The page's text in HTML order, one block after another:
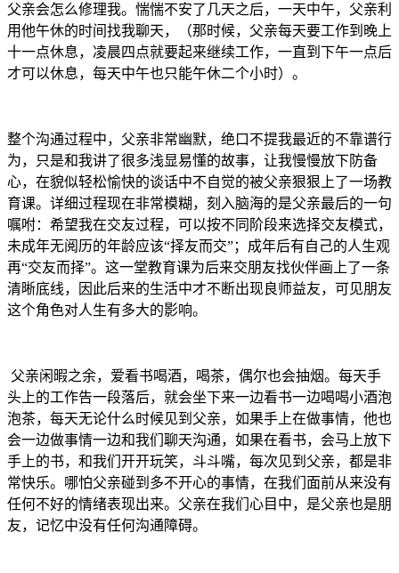
父亲会怎么修理我。惴惴不安了几天之后，一天中午，父亲利
用他午休的时间找我聊天，（那时候，父亲每天要工作到晚上
十一点休息，凌晨四点就要起来继续工作，一直到下午一点后
才可以休息，每天中午也只能午休二个小时）。
整个沟通过程中，父亲非常幽默，绝口不提我最近的不靠谱行
为，只是和我讲了很多浅显易懂的故事，让我慢慢放下防备
心，在貌似轻松愉快的谈话中不自觉的被父亲狠狠上了一场教
育课。详细过程现在非常模糊，刻入脑海的是父亲最后的一句
嘱咐：希望我在交友过程，可以按不同阶段来选择交友模式，
未成年无阅历的年龄应该“择友而交”；成年后有自己的人生观
再“交友而择”。这一堂教育课为后来交朋友找伙伴画上了一条
清晰底线，因此后来的生活中才不断出现良师益友，可见朋友
这个角色对人生有多大的影响。
父亲闲暇之余，爱看书喝酒，喝茶，偶尔也会抽烟。每天手
头上的工作告一段落后，就会坐下来一边看书一边喝喝小酒泡
泡茶，每天无论什么时候见到父亲，如果手上在做事情，他也
会一边做事情一边和我们聊天沟通，如果在看书，会马上放下
手上的书，和我们开开玩笑，斗斗嘴，每次见到父亲，都是非
常快乐。哪怕父亲碰到多不开心的事情，在我们面前从来没有
任何不好的情绪表现出来。父亲在我们心目中，是父亲也是朋
友，记忆中没有任何沟通障碍。